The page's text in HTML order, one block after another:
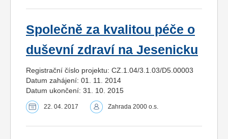
Společně za kvalitou péče o
duševní zdraví na Jesenicku
Registrační číslo projektu: CZ.1.04/3.1.03/D5.00003
Datum zahájení: 01. 11. 2014
Datum ukončení: 31. 10. 2015
22. 04. 2017 Zahrada 2000 o.s.